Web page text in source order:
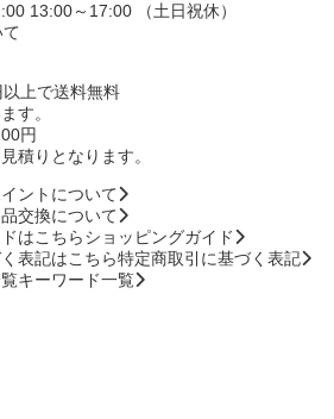
13:00～17:00 （土日祝休）
以上で送料無料
す。
円
積りとなります。
ントについて
交換について
ショッピングガイド
特定商取引に基づく表記
キーワード一覧